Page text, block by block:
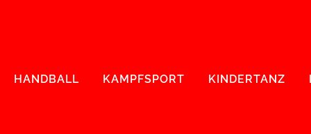
HANDBALL KAMPFSPORT KINDERTANZ